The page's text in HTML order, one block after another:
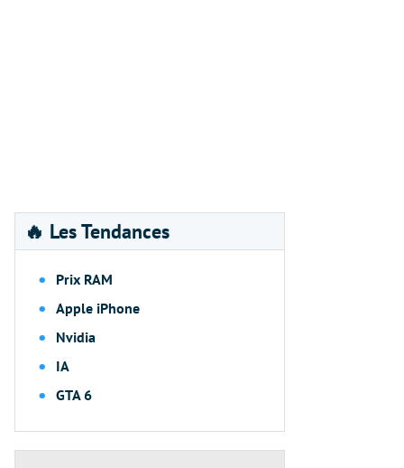
🔥 Les Tendances
Prix RAM
Apple iPhone
Nvidia
IA
GTA 6